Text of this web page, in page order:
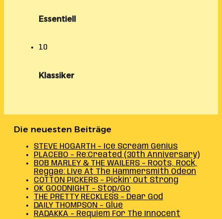
Essentiell
10
Klassiker
Die neuesten Beiträge
STEVE HOGARTH – Ice Scream Genius
PLACEBO – Re:Created (30th Anniversary)
BOB MARLEY & THE WAILERS – Roots, Rock,
Reggae: Live At The Hammersmith Odeon
COTTON PICKERS – Pickin’ Out Strong
OK GOODNIGHT – Stop/Go
THE PRETTY RECKLESS – Dear God
DAILY THOMPSON – Glue
RADAKKA – Requiem For The Innocent